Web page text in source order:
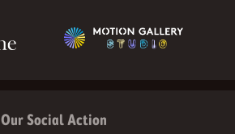
Our Social Action